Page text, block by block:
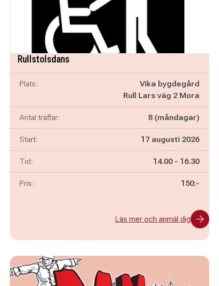
Rullstolsdans
Plats:
Vika bygdegård
Rull Lars väg 2 Mora
Antal träffar: 8 (måndagar)
Start: 17 augusti 2026
Tid: Pågår mellan
14.00 - och
16.30
Pris: 150:-
Läs mer och anmäl dig